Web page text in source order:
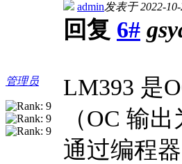
管理员
admin发表于 2022-
回复 6#
LM393 是
（OC 输
通过编程